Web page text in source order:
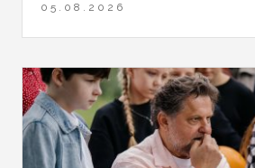
05.08.2026